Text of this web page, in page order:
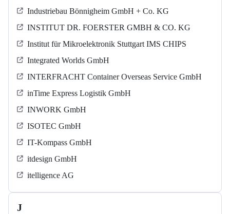
Industriebau Bönnigheim GmbH + Co. KG
INSTITUT DR. FOERSTER GMBH & CO. KG
Institut für Mikroelektronik Stuttgart IMS CHIPS
Integrated Worlds GmbH
INTERFRACHT Container Overseas Service GmbH
inTime Express Logistik GmbH
INWORK GmbH
ISOTEC GmbH
IT-Kompass GmbH
itdesign GmbH
itelligence AG
J